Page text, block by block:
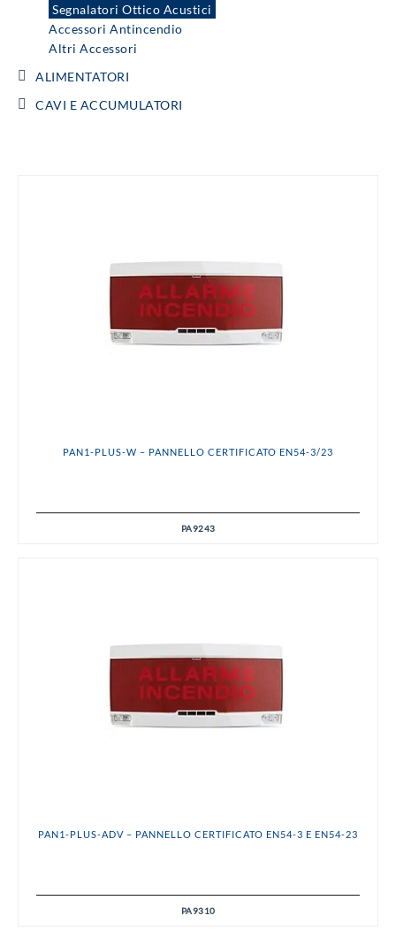
Segnalatori Ottico Acustici
Accessori Antincendio
Altri Accessori
ALIMENTATORI
CAVI E ACCUMULATORI
PAN1-PLUS-W – PANNELLO CERTIFICATO EN54-3/23
PA9243
PAN1-PLUS-ADV – PANNELLO CERTIFICATO EN54-3 E EN54-23
PA9310